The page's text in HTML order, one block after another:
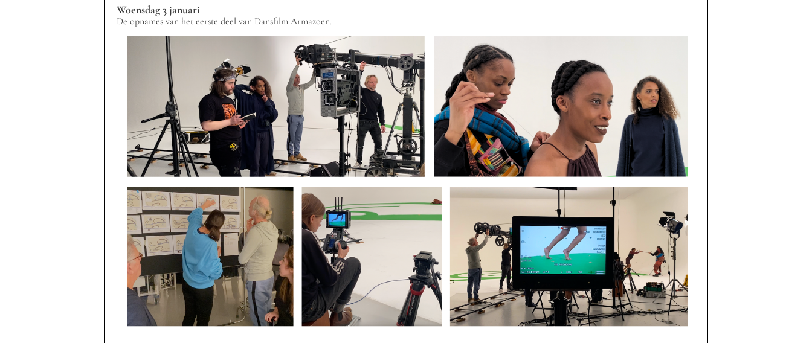
Woensdag 3 januari
De opnames van het eerste deel van Dansfilm Armazoen.